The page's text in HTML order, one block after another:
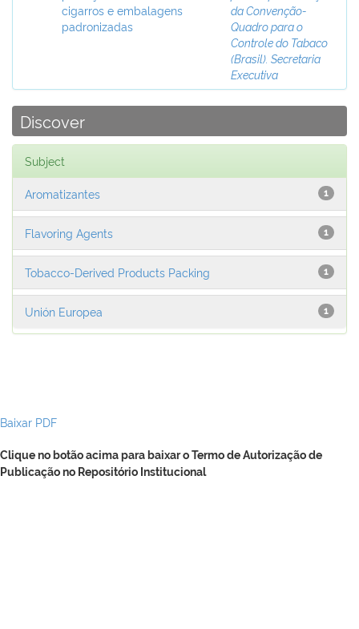
cigarros e embalagens
padronizadas
da Convenção-
Quadro para o
Controle do Tabaco
(Brasil). Secretaria
Executiva
Discover
Subject
1
Aromatizantes
1
Flavoring Agents
1
Tobacco-Derived Products Packing
1
Unión Europea
Baixar PDF
Clique no botão acima para baixar o Termo de Autorização de
Publicação no Repositório Institucional